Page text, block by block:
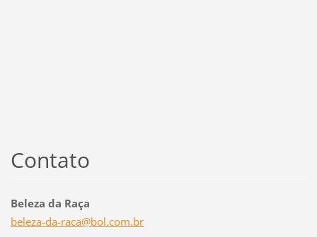
Contato
Beleza da Raça
beleza-da-raca@bol.com.br